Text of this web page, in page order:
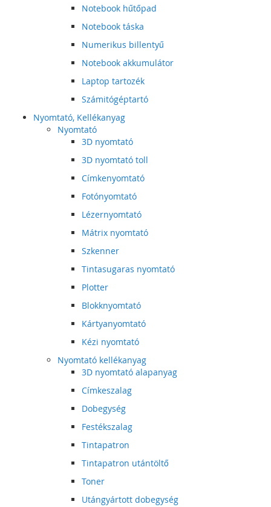
Notebook hűtőpad
Notebook táska
Numerikus billentyű
Notebook akkumulátor
Laptop tartozék
Számitógéptartó
Nyomtató, Kellékanyag
Nyomtató
3D nyomtató
3D nyomtató toll
Címkenyomtató
Fotónyomtató
Lézernyomtató
Mátrix nyomtató
Szkenner
Tintasugaras nyomtató
Plotter
Blokknyomtató
Kártyanyomtató
Kézi nyomtató
Nyomtató kellékanyag
3D nyomtató alapanyag
Címkeszalag
Dobegység
Festékszalag
Tintapatron
Tintapatron utántöltő
Toner
Utángyártott dobegység